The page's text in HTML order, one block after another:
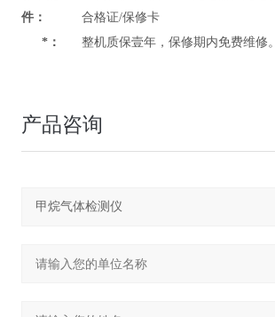
件：
合格证/保修卡
*：
整机质保壹年，保修期内免费维修。
产品咨询